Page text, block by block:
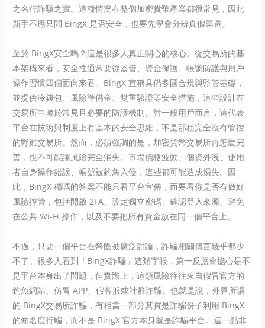
之名行詐騙之實。這種情況在整個加密貨幣產業都很常見，因此
新手不應只問 BingX 是否安全，也要先學會分辨真假渠道。
至於 BingX安全嗎？這是很多人真正關心的核心。從交易所的基
本架構來看，安全性通常要從監管、資金保護、帳號防護與用戶
操作習慣四個面向來看。BingX 宣稱具備多國合規與監管基礎，
並提供冷錢包、風險準備金、雙重驗證等安全措施，這些設計在
交易所中屬於常見且必要的防護機制。對一般用戶而言，這代表
平台在技術與制度上有基本的安全思維，不是那種完全沒有管控
的野雞交易所。然而，必須強調的是，加密貨幣交易所再怎麼完
善，也不可能讓風險完全消失。市場價格波動、個資外洩、使用
者自身操作錯誤、帳號被釣魚入侵，這些都可能造成損失。因
此，BingX 穩嗎的答案不能只看平台宣傳，而要看你是否有做好
風險控管，包括開啟 2FA、設定獨立密碼、確認登入來源、避免
在公共 Wi-Fi 操作，以及不要把所有資金放在同一個平台上。
不過，只要一個平台在幣圈被廣泛討論，詐騙相關傳言幾乎都少
不了。很多人看到「BingX詐騙」這類字眼，第一反應會擔心是不
是平台本身出了問題，但實際上，這類風險往往來自假冒官方的
釣魚網站、仿冒 APP、假客服或社群詐騙。也就是說，外界所謂
的 BingX交易所詐騙，有相當一部分其實是詐騙份子利用 BingX
的知名度行騙，而不是 BingX 官方本身就是詐騙平台。這一點非